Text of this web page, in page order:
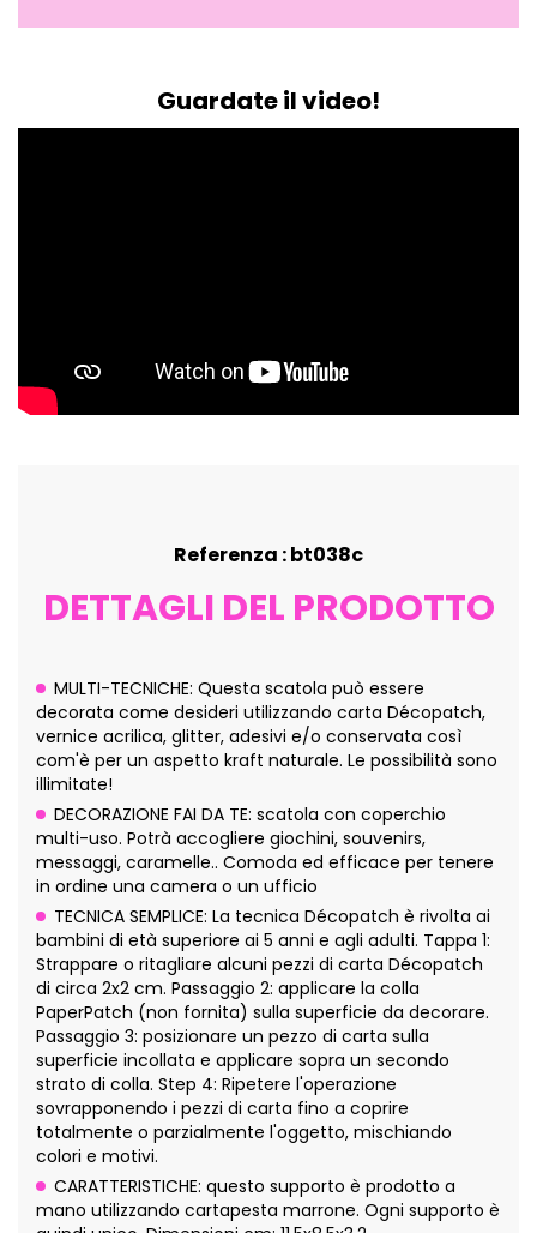
Guardate il video!
Referenza : bt038c
DETTAGLI DEL PRODOTTO
MULTI-TECNICHE: Questa scatola può essere
decorata come desideri utilizzando carta Décopatch,
vernice acrilica, glitter, adesivi e/o conservata così
com'è per un aspetto kraft naturale. Le possibilità sono
illimitate!
DECORAZIONE FAI DA TE: scatola con coperchio
multi-uso. Potrà accogliere giochini, souvenirs,
messaggi, caramelle.. Comoda ed efficace per tenere
in ordine una camera o un ufficio
TECNICA SEMPLICE: La tecnica Décopatch è rivolta ai
bambini di età superiore ai 5 anni e agli adulti. Tappa 1:
Strappare o ritagliare alcuni pezzi di carta Décopatch
di circa 2x2 cm. Passaggio 2: applicare la colla
PaperPatch (non fornita) sulla superficie da decorare.
Passaggio 3: posizionare un pezzo di carta sulla
superficie incollata e applicare sopra un secondo
strato di colla. Step 4: Ripetere l'operazione
sovrapponendo i pezzi di carta fino a coprire
totalmente o parzialmente l'oggetto, mischiando
colori e motivi.
CARATTERISTICHE: questo supporto è prodotto a
mano utilizzando cartapesta marrone. Ogni supporto è